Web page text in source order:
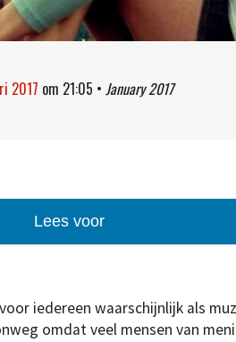
2017 om 21:05 • January 2017
Lees voor
iedereen waarschijnlijk als
omdat veel mensen van